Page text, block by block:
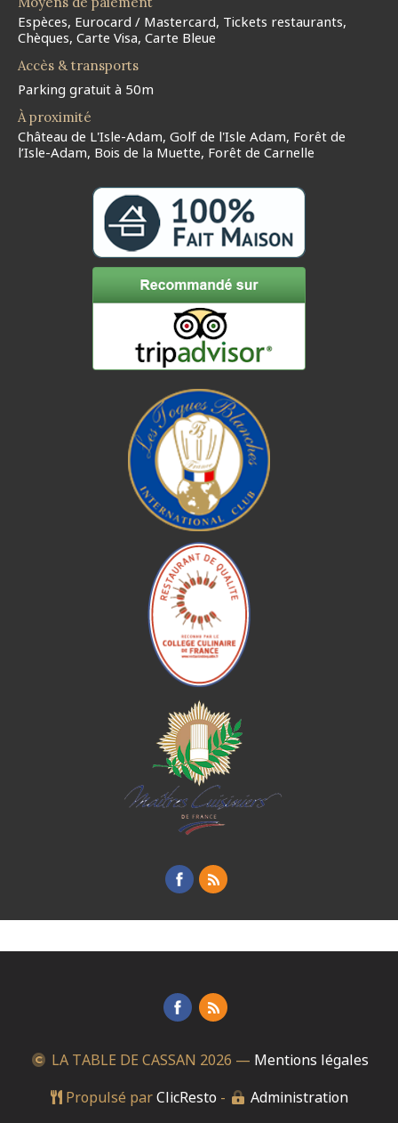
Espèces, Eurocard / Mastercard, Tickets restaurants,
Chèques, Carte Visa, Carte Bleue
Accès & transports
Parking gratuit à 50m
À proximité
Château de L'Isle-Adam, Golf de l'Isle Adam, Forêt de
l’Isle-Adam, Bois de la Muette, Forêt de Carnelle
LA TABLE DE CASSAN 2026 — Mentions légales
Propulsé par ClicResto - Administration